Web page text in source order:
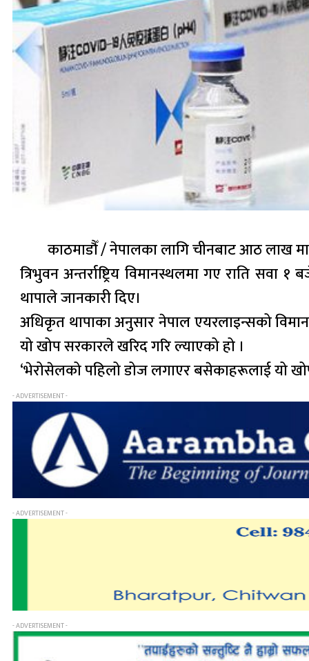
काठमाडौँ / नेपालका लागि चीनबाट आठ लाख
त्रिभुवन अन्तर्राष्ट्रिय विमानस्थलमा गए राति
थापाले जानकारी दिए।
अधिकृत थापाका अनुसार नेपाल एयरलाइन्सको
यो खोप सरकारले खरिद गरि ल्याएको हो ।
‘भेरोसेलको पहिलो डोज लगाएर बसेकाहरूलाई यो
- ADVERTISEMENT -
- ADVERTISEMENT -
- ADVERTISEMENT -